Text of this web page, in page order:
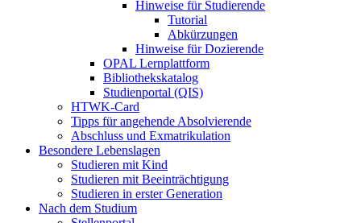
Hinweise für Studierende
Tutorial
Abkürzungen
Hinweise für Dozierende
OPAL Lernplattform
Bibliothekskatalog
Studienportal (QIS)
HTWK-Card
Tipps für angehende Absolvierende
Abschluss und Exmatrikulation
Besondere Lebenslagen
Studieren mit Kind
Studieren mit Beeinträchtigung
Studieren in erster Generation
Nach dem Studium